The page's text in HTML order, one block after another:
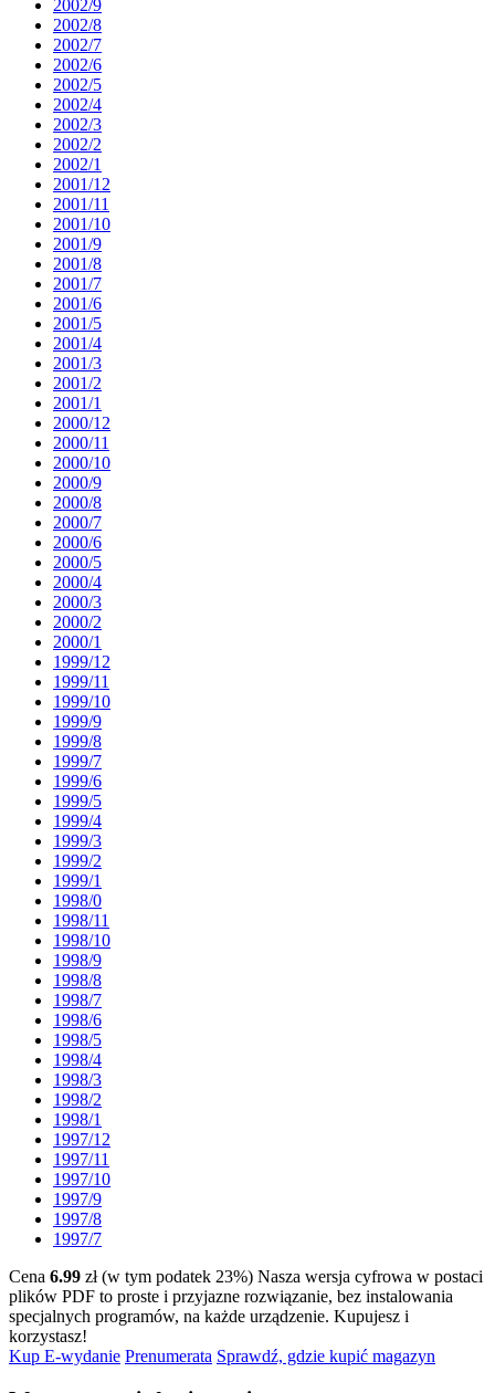
2002/9
2002/8
2002/7
2002/6
2002/5
2002/4
2002/3
2002/2
2002/1
2001/12
2001/11
2001/10
2001/9
2001/8
2001/7
2001/6
2001/5
2001/4
2001/3
2001/2
2001/1
2000/12
2000/11
2000/10
2000/9
2000/8
2000/7
2000/6
2000/5
2000/4
2000/3
2000/2
2000/1
1999/12
1999/11
1999/10
1999/9
1999/8
1999/7
1999/6
1999/5
1999/4
1999/3
1999/2
1999/1
1998/0
1998/11
1998/10
1998/9
1998/8
1998/7
1998/6
1998/5
1998/4
1998/3
1998/2
1998/1
1997/12
1997/11
1997/10
1997/9
1997/8
1997/7
Cena 6.99 zł (w tym podatek 23%) Nasza wersja cyfrowa w postaci
plików PDF to proste i przyjazne rozwiązanie, bez instalowania
specjalnych programów, na każde urządzenie. Kupujesz i
korzystasz!
Kup E-wydanie Prenumerata Sprawdź, gdzie kupić magazyn